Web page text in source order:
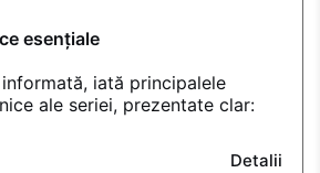
esențiale
iată principalele
ale seriei, prezentate clar:
Detalii /